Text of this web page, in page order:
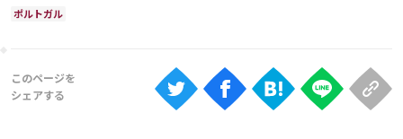
About
視聴方法
ポルトガル